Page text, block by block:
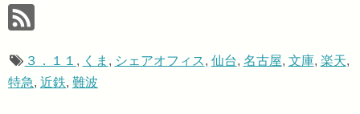
３．１１ , くま , シェアオフィス, 仙台, 名古屋, 文庫, 楽天,
特急, 近鉄, 難波